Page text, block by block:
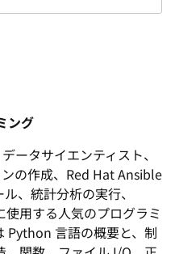
ング
ータサイエンティスト、
の作成、Red Hat Ansible
、統計分析の実行、
用する人気のプログラミ
Python 言語の概要と、制